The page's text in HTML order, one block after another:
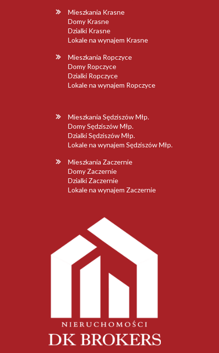
Mieszkania Krasne
Domy Krasne
Dzialki Krasne
Lokale na wynajem Krasne
Mieszkania Ropczyce
Domy Ropczyce
Dzialki Ropczyce
Lokale na wynajem Ropczyce
Mieszkania Sędziszów Młp.
Domy Sędziszów Młp.
Dzialki Sędziszów Młp.
Lokale na wynajem Sędziszów Młp.
Mieszkania Zaczernie
Domy Zaczernie
Dzialki Zaczernie
Lokale na wynajem Zaczernie